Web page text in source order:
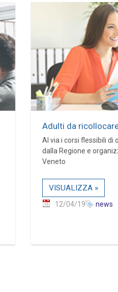
Adulti da
Al via i corsi flessibili di
dalla Regione e
Veneto
VISUALIZZA »
12/04/19 news